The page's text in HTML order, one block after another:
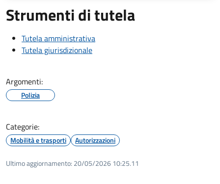
Strumenti di tutela
Tutela amministrativa
Tutela giurisdizionale
Argomenti:
Polizia
Categorie:
Mobilità e trasporti Autorizzazioni
Ultimo aggiornamento: 20/05/2026 10:25.11